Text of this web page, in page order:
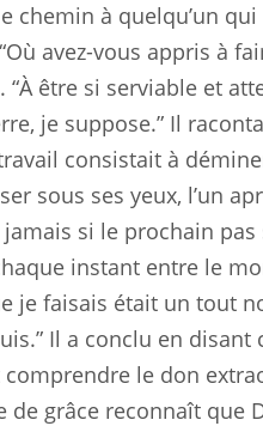
chemin à quelqu’un
avez-vous appris à
être si serviable et
je suppose.” Il
consistait à
sous ses yeux, l’un
jamais si le prochain
instant entre le
je faisais était un tout
Il a conclu en disant
comprendre le don
de grâce reconnaît que